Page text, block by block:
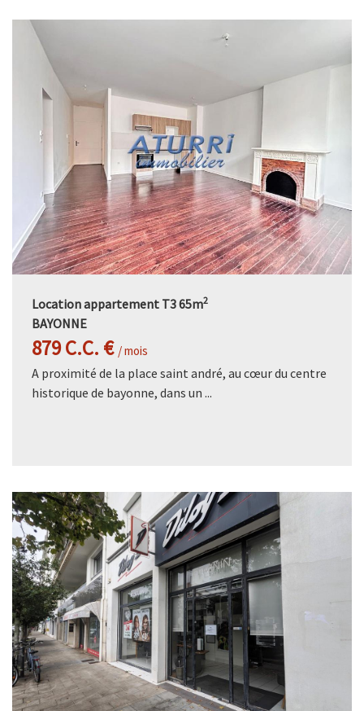
Location appartement T3 65m2
BAYONNE
879 C.C. € / mois
A proximité de la place saint andré, au cœur du centre
historique de bayonne, dans un ...